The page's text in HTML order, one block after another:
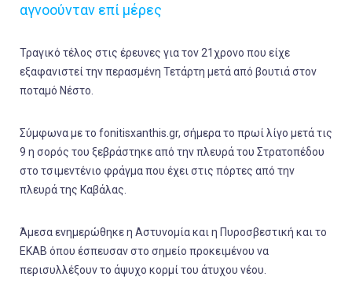
αγνοούνταν επί μέρες
Τραγικό τέλος στις έρευνες για τον 21χρονο που είχε
εξαφανιστεί την περασμένη Τετάρτη μετά από βουτιά στον
ποταμό Νέστο.
Σύμφωνα με το fonitisxanthis.gr, σήμερα το πρωί λίγο μετά τις
9 η σορός του ξεβράστηκε από την πλευρά του Στρατοπέδου
στο τσιμεντένιο φράγμα που έχει στις πόρτες από την
πλευρά της Καβάλας.
Άμεσα ενημερώθηκε η Αστυνομία και η Πυροσβεστική και το
ΕΚΑΒ όπου έσπευσαν στο σημείο προκειμένου να
περισυλλέξουν το άψυχο κορμί του άτυχου νέου.